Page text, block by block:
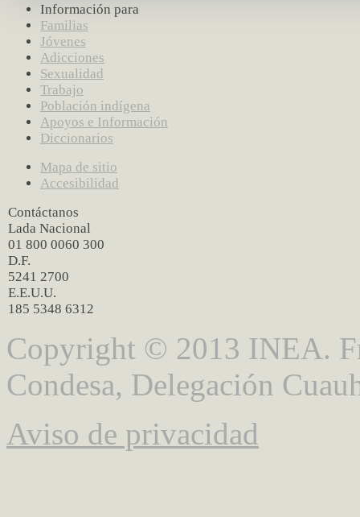
Información para
Familias
Jóvenes
Adicciones
Sexualidad
Trabajo
Población indígena
Apoyos e Información
Diccionarios
Mapa de sitio
Accesibilidad
Contáctanos
Lada Nacional
01 800 0060 300
D.F.
5241 2700
E.E.U.U.
185 5348 6312
Copyright © 2013 INEA.
Condesa, Delegación
Aviso de privacidad